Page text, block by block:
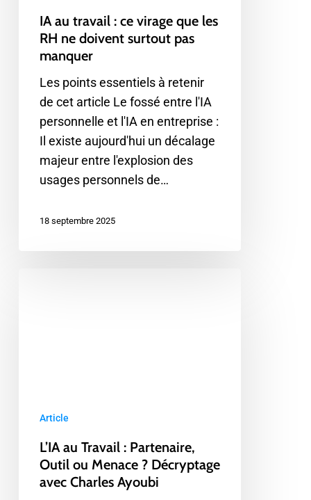
doivent
surtout
manquer
IA au travail : ce virage que les
RH ne doivent surtout pas
manquer
Les points essentiels à retenir
de cet article Le fossé entre l'IA
personnelle et l'IA en entreprise :
Il existe aujourd'hui un décalage
majeur entre l'explosion des
usages personnels de…
18 septembre 2025
Menace
Décryptage
avec
Charles
Article
L’IA au Travail : Partenaire,
Outil ou Menace ? Décryptage
avec Charles Ayoubi